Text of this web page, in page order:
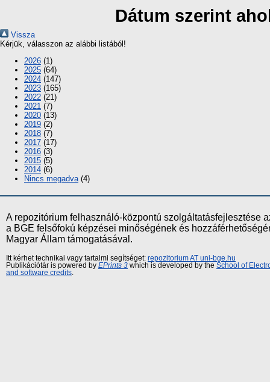
Dátum szerint
Vissza
Kérjük, válasszon az alábbi listából!
2026 (1)
2025 (64)
2024 (147)
2023 (165)
2022 (21)
2021 (7)
2020 (13)
2019 (2)
2018 (7)
2017 (17)
2016 (3)
2015 (5)
2014 (6)
Nincs megadva (4)
A repozitórium felhasználó-központú szolgáltatásfejlesztése
a BGE felsőfokú képzései minőségének és
Magyar Állam támogatásával.
Itt kérhet technikai vagy tartalmi segítséget: repozitorium AT uni-bge.hu
Publikációtár is powered by EPrints 3 which is developed by the School of
and software credits